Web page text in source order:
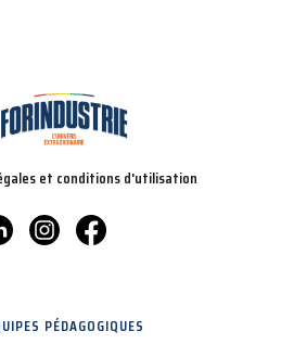
et conditions d'utilisation
PÉDAGOGIQUES